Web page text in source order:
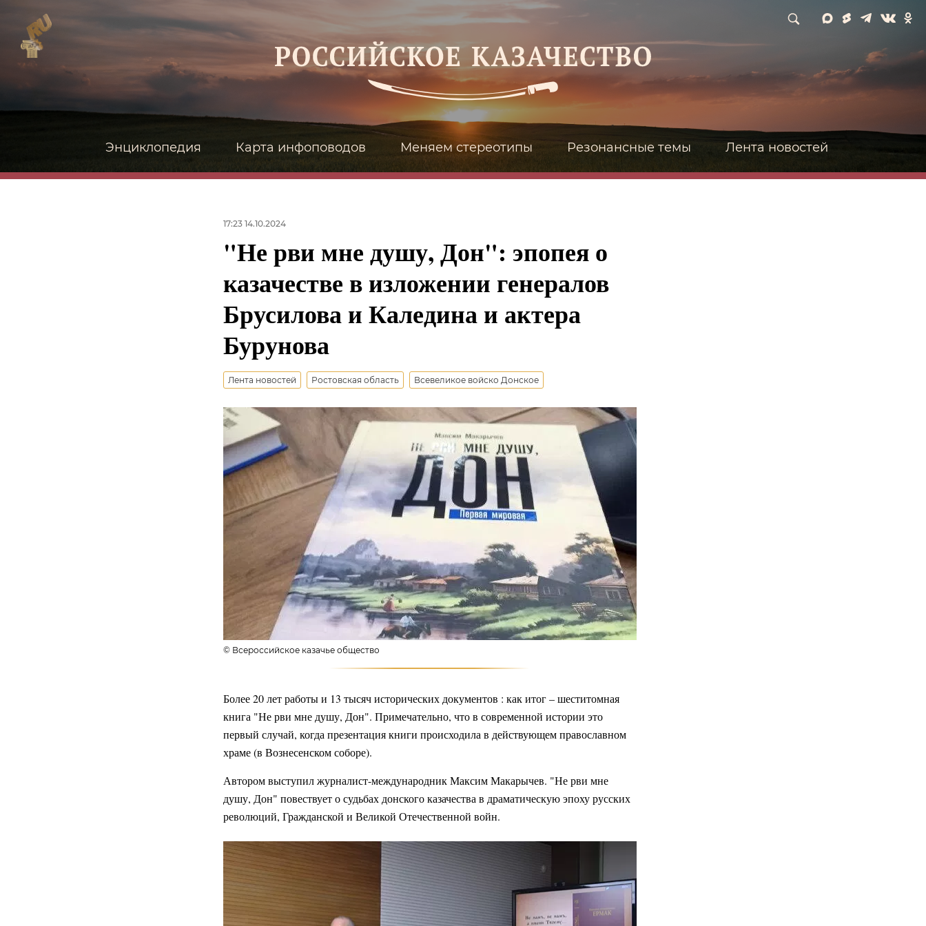
Энциклопедия Карта инфоповодов Меняем стереотипы Резонансные темы Лента новостей
17:23 14.10.2024
"Не рви мне душу, Дон": эпопея о
казачестве в изложении генералов
Брусилова и Каледина и актера
Бурунова
Лента новостей Ростовская область Всевеликое войско Донское
© Всероссийское казачье общество
Более 20 лет работы и 13 тысяч исторических документов : как итог – шеститомная
книга "Не рви мне душу, Дон". Примечательно, что в современной истории это
первый случай, когда презентация книги происходила в действующем православном
храме (в Вознесенском соборе).
Автором выступил журналист-международник Максим Макарычев. "Не рви мне
душу, Дон" повествует о судьбах донского казачества в драматическую эпоху русских
революций, Гражданской и Великой Отечественной войн.